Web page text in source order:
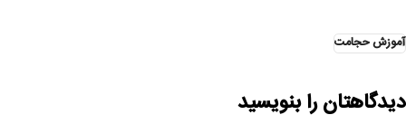
آموزش حجامت
دیدگاهتان را بنویسید